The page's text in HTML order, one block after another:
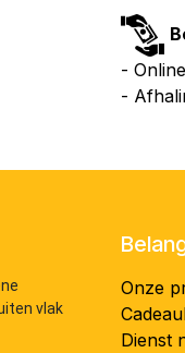
-
-
vlak
Onze
Dienst